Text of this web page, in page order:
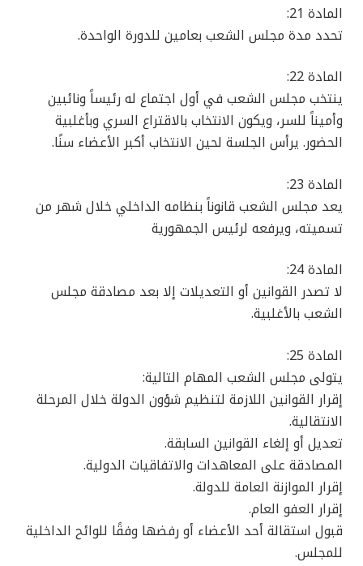
المادة 21:
تحدد مدة مجلس الشعب بعامين للدورة الواحدة.
المادة 22:
ينتخب مجلس الشعب في أول اجتماع له رئيساً ونائبين
وأميناً للسر، ويكون الانتخاب بالاقتراع السري وبأغلبية
الحضور. يرأس الجلسة لحين الانتخاب أكبر الأعضاء سنًا.
المادة 23:
يعد مجلس الشعب قانوناً بنظامه الداخلي خلال شهر من
تسميته، ويرفعه لرئيس الجمهورية
المادة 24:
لا تصدر القوانين أو التعديلات إلا بعد مصادقة مجلس
الشعب بالأغلبية.
المادة 25:
يتولى مجلس الشعب المهام التالية:
إقرار القوانين اللازمة لتنظيم شؤون الدولة خلال المرحلة
الانتقالية.
تعديل أو إلغاء القوانين السابقة.
المصادقة على المعاهدات والاتفاقيات الدولية.
إقرار الموازنة العامة للدولة.
إقرار العفو العام.
قبول استقالة أحد الأعضاء أو رفضها وفقًا للوائح الداخلية
للمجلس.